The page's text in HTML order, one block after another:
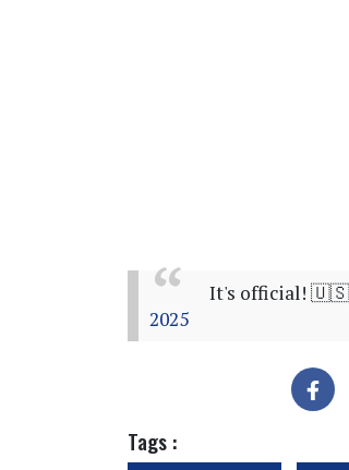
It's official!
2025
Tags :